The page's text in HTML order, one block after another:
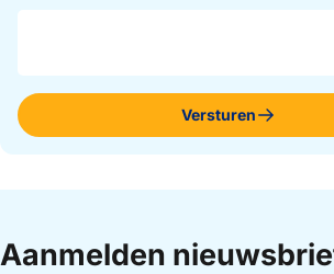
Versturen
Aanmelden